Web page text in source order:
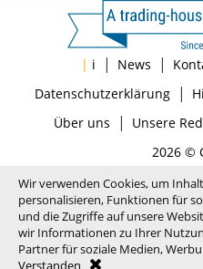
| i | News |
Datenschutzerklärung|
Über uns | Unsere
2026 ©
Wir verwenden Cookies, um
personalisieren, Funktionen für
und die Zugriffe auf unsere
wir Informationen zu Ihrer
Partner für soziale Medien,
Verstanden